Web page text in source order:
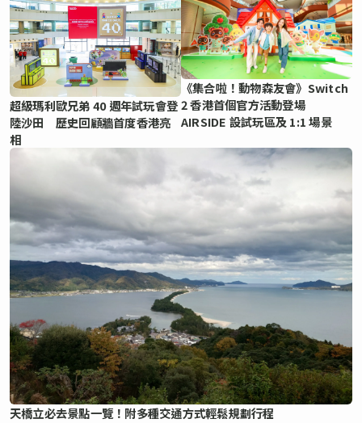
超級瑪利歐兄弟 40 週年試玩會登
陸沙田 歷史回顧牆首度香港亮
相
《集合啦！動物森友會》Switch
2 香港首個官方活動登場
AIRSIDE 設試玩區及 1:1 場景
天橋立必去景點一覽！附多種交通方式輕鬆規劃行程